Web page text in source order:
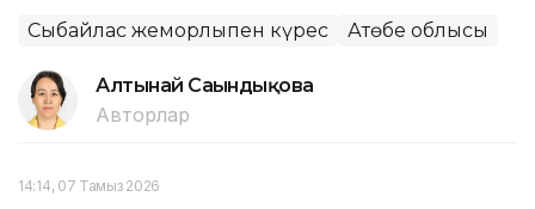
Сыбайлас жемқорлықпен күрес Ақтөбе облысы
Алтынай Сағындықова
Авторлар
14:14, 07 Тамыз 2026